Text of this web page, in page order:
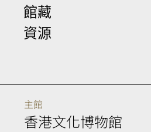
館藏
資源
主館
香港文化博物館